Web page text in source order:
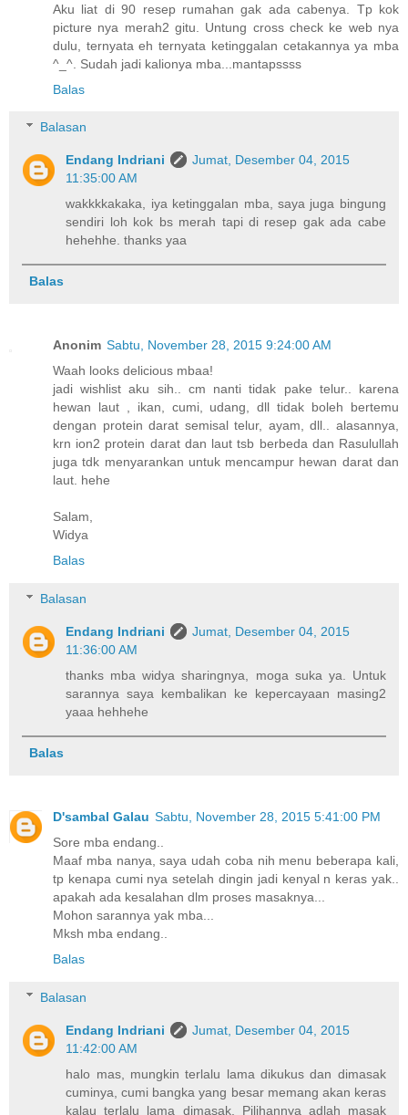
Aku liat di 90 resep rumahan gak ada cabenya. Tp kok
picture nya merah2 gitu. Untung cross check ke web nya
dulu, ternyata eh ternyata ketinggalan cetakannya ya mba
^_^. Sudah jadi kalionya mba...mantapssss
Balas
Balasan
Endang Indriani
Jumat, Desember 04, 2015
11:35:00 AM
wakkkkakaka, iya ketinggalan mba, saya juga bingung
sendiri loh kok bs merah tapi di resep gak ada cabe
hehehhe. thanks yaa
Balas
Anonim Sabtu, November 28, 2015 9:24:00 AM
Waah looks delicious mbaa!
jadi wishlist aku sih.. cm nanti tidak pake telur.. karena
hewan laut , ikan, cumi, udang, dll tidak boleh bertemu
dengan protein darat semisal telur, ayam, dll.. alasannya,
krn ion2 protein darat dan laut tsb berbeda dan Rasulullah
juga tdk menyarankan untuk mencampur hewan darat dan
laut. hehe
Salam,
Widya
Balas
Balasan
Endang Indriani
Jumat, Desember 04, 2015
11:36:00 AM
thanks mba widya sharingnya, moga suka ya. Untuk
sarannya saya kembalikan ke kepercayaan masing2
yaaa hehhehe
Balas
D'sambal Galau Sabtu, November 28, 2015 5:41:00 PM
Sore mba endang..
Maaf mba nanya, saya udah coba nih menu beberapa kali,
tp kenapa cumi nya setelah dingin jadi kenyal n keras yak..
apakah ada kesalahan dlm proses masaknya...
Mohon sarannya yak mba...
Mksh mba endang..
Balas
Balasan
Endang Indriani
Jumat, Desember 04, 2015
11:42:00 AM
halo mas, mungkin terlalu lama dikukus dan dimasak
cuminya, cumi bangka yang besar memang akan keras
kalau terlalu lama dimasak. Pilihannya adlah masak